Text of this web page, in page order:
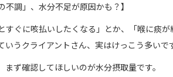
不調」、水分不足が原因かも？】
すぐに咳払いしたくなる」とか、「喉に痰が
いうクライアントさん、実はけっこう多いで
まず確認してほしいのが水分摂取量です。